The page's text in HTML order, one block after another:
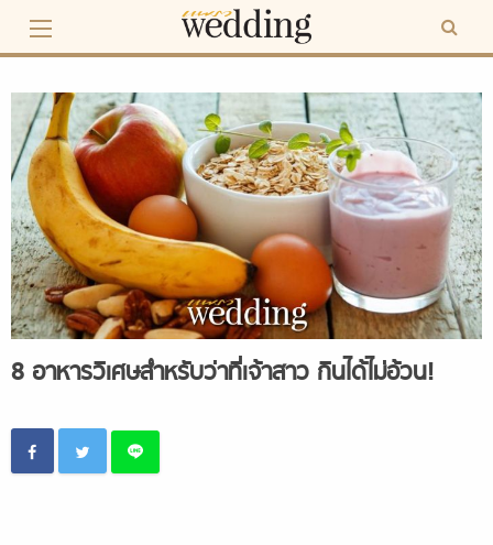
content
8 อาหารวิเศษสำหรับว่าที่เจ้าสาว กินได้ไม่อ้วน!